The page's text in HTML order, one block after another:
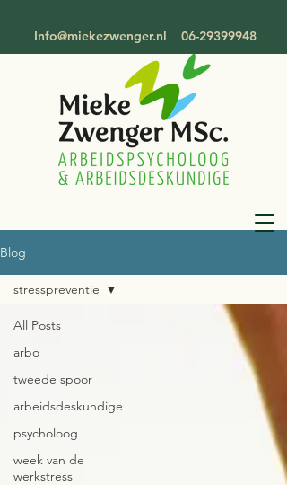
Info@miekezwenger.nl 06-29399948
Blog
All Posts
arbo
tweede spoor
arbeidsdeskundige
psycholoog
week van de
werkstress
stresspreventie